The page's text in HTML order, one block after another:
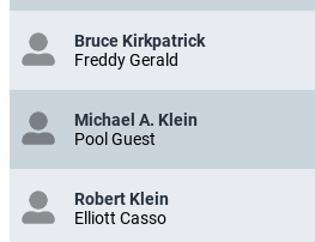
Bruce Kirkpatrick
Freddy Gerald
Michael A. Klein
Pool Guest
Robert Klein
Elliott Casso